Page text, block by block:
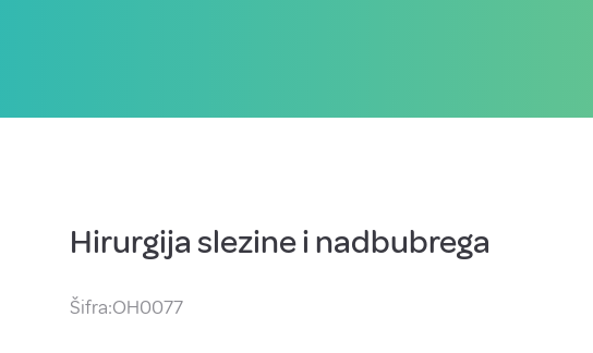
Hirurgija slezine i nadbubrega
Šifra:OH0077